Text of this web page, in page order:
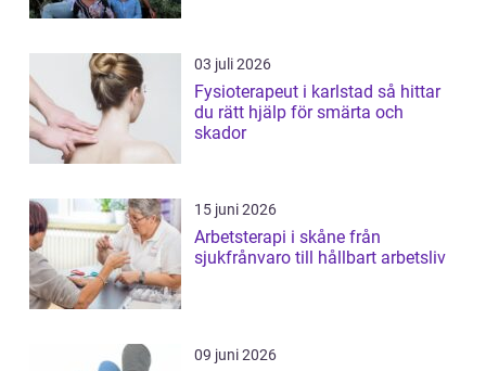
03 juli 2026
Fysioterapeut i karlstad så hittar
du rätt hjälp för smärta och
skador
15 juni 2026
Arbetsterapi i skåne från
sjukfrånvaro till hållbart arbetsliv
09 juni 2026